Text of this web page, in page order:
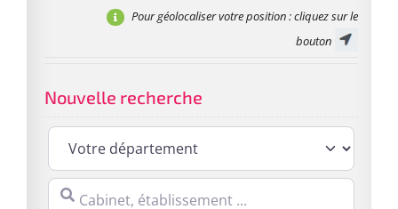
Pour géolocaliser votre position: cliquez sur le
bouton
Nouvelle recherche
Cabinet, établissement ...